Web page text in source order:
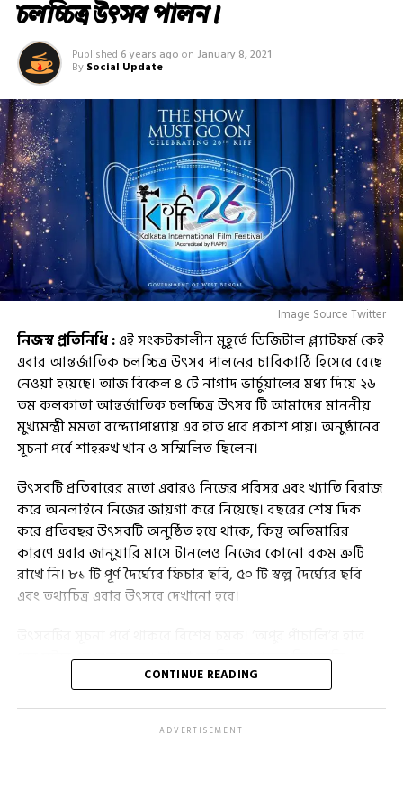
চলচ্চিত্র উৎসব পালন।
Published 6 years ago on January 8, 2021
By Social Update
Image Source Twitter
নিজস্ব প্রতিনিধি :এই সংকটকালীন মুহূর্তে ডিজিটাল প্ল্যাটফর্ম কেই
এবার আন্তর্জাতিক চলচ্চিত্র উৎসব পালনের চাবিকাঠি হিসেবে বেছে
নেওয়া হয়েছে। আজ বিকেল ৪ টে নাগাদ ভার্চুয়ালের মধ্য দিয়ে ২৬
তম কলকাতা আন্তর্জাতিক চলচ্চিত্র উৎসব টি আমাদের মাননীয়
মুখ্যমন্ত্রী মমতা বন্দ্যোপাধ্যায় এর হাত ধরে প্রকাশ পায়। অনুষ্ঠানের
সূচনা পর্বে শাহরুখ খান ও সম্মিলিত ছিলেন।
উৎসবটি প্রতিবারের মতো এবারও নিজের পরিসর এবং খ্যাতি বিরাজ
করে অনলাইনে নিজের জায়গা করে নিয়েছে। বছরের শেষ দিক
করে প্রতিবছর উৎসবটি অনুষ্ঠিত হয়ে থাকে, কিন্তু অতিমারির
কারণে এবার জানুয়ারি মাসে টানলেও নিজের কোনো রকম ত্রুটি
রাখে নি। ৮১ টি পূর্ণ দৈর্ঘ্যের ফিচার ছবি, ৫০ টি স্বল্প দৈর্ঘ্যের ছবি
এবং তথ্যচিত্র এবার উৎসবে দেখানো হবে।
ধরে ঘটবে এর শুভ সূচনা। বাংলা চলচ্চিত্র জগতের কিংবদন্তি
অভিনেতা সৌমিত্র চট্টোপাধ্যায় কে শ্রদ্ধা জানিয়ে তার মোট ৯ টি
CONTINUE READING
ADVERTISEMENT